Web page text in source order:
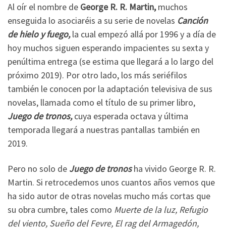
Al oír el nombre de George R. R. Martin,muchos
enseguida lo asociaréis a su serie de novelas Canción
de hielo y fuego,la cual empezó allá por 1996 y a día de
hoy muchos siguen esperando impacientes su sexta y
penúltima entrega (se estima que llegará a lo largo del
próximo 2019). Por otro lado, los más seriéfilos
también le conocen por la adaptación televisiva de sus
novelas, llamada como el título de su primer libro,
Juego de tronos,cuya esperada octava y última
temporada llegará a nuestras pantallas también en
2019.
Pero no solo de Juego de tronosha vivido George R. R.
Martin. Si retrocedemos unos cuantos años vemos que
ha sido autor de otras novelas mucho más cortas que
su obra cumbre, tales como Muerte de la luz, Refugio
del viento, Sueño del Fevre, El rag del Armagedón,